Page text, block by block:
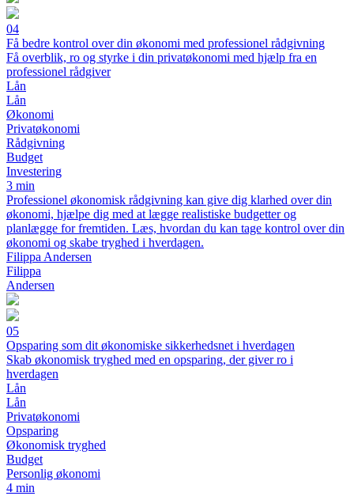
04
Få bedre kontrol over din økonomi med professionel rådgivning
Få overblik, ro og styrke i din privatøkonomi med hjælp fra en
professionel rådgiver
Lån
Lån
Økonomi
Privatøkonomi
Rådgivning
Budget
Investering
3 min
Professionel økonomisk rådgivning kan give dig klarhed over din
økonomi, hjælpe dig med at lægge realistiske budgetter og
planlægge for fremtiden. Læs, hvordan du kan tage kontrol over din
økonomi og skabe tryghed i hverdagen.
Filippa Andersen
Filippa
Andersen
05
Opsparing som dit økonomiske sikkerhedsnet i hverdagen
Skab økonomisk tryghed med en opsparing, der giver ro i
hverdagen
Lån
Lån
Privatøkonomi
Opsparing
Økonomisk tryghed
Budget
Personlig økonomi
4 min